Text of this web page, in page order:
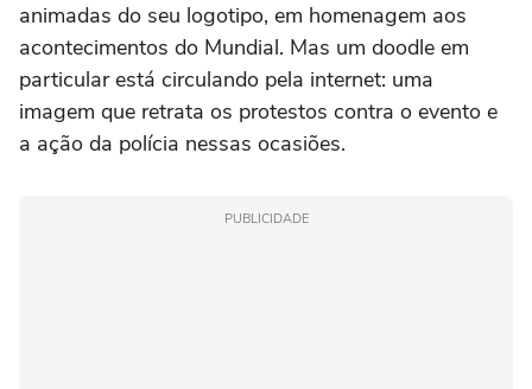
animadas do seu logotipo, em homenagem aos
acontecimentos do Mundial. Mas um doodle em
particular está circulando pela internet: uma
imagem que retrata os protestos contra o evento e
a ação da polícia nessas ocasiões.
PUBLICIDADE